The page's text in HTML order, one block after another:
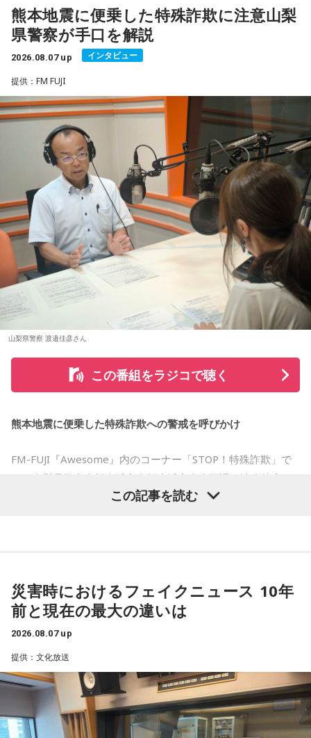
・財布を新調する、または使い始める
・銀行口座を開設する
・旅行や帰省、出張へ出発する
・資格の勉強や新しい習い事を始める
・神社へ参拝する
・仕事や趣味の新たな目標を立てる
また、六曜の「先勝」は一般的に 午前中が吉とされているた
め、大切な予定を入れる場合は午前中を選ぶという考え方も
あります。
なお、これらは古くから伝わる暦の考え方であり、運気の上
昇や成果を保証するものではありません。自分の予定やライ
フスタイルに合わせて、無理のない範囲で取り入れるとよい
でしょう。
■令和8年8月8日の「8」が並ぶ日に注目が集まる理由
2026年8月8日は、「令和8年8月8日」と「8」が並ぶ印象的
な日付です。
数字の「8」は、末広がりの形から縁起の良い数字として親し
まれており、開店日や記念日、イベントの開催日として選ば
れることもあります。
ただし、「8」が並ぶこと自体が暦上の吉日を意味するわけで
はありません。
2026年8月8日は、こうした縁起の良いイメージに加え、「寅
の日」が重なることから、例年以上に注目を集める可能性が
ある1日といえるでしょう。
ことから、縁起を意識する人にとっても印象深い一日となり
そうです。
一方で、暦は古くから受け継がれてきた考え方の一つであ
「新しい財布を使い始める」「旅行へ出発する」「新たな目
標を立てる」など、自分にとって前向きな一歩を踏み出すき
っかけとして、無理のない範囲で暦を取り入れてみるのもよ
いでしょう。
（写真左から）Mrs. GREEN APPLE大森元貴、藤澤涼架、若
井滉斗
＜番組概要＞
番組名：SCHOOL OF LOCK!
放送日時：月曜～木曜 22:00～23:55／金曜 22:00～22:55
パーソナリティ：アンジー校長（アンジェリーナ1/3・
Gacharic Spin）、たんぼ教頭（溝上たんぼ）
番組Webサイト： https://www.tfm.co.jp/lock/
番組公式X：
@sol_info
＜リスナーからのメッセージ＞
ミセス先生、こんばんは！ 7月5日のファイナルに参戦しまし
た！ 私にとって初めての「ゼンジン」シリーズだったので、
参加できて本当に良かったです。演奏が本当にかっこよく
セラ」の時の花火は相性が良すぎて、思わず泣いてしまいま
した。帰り道もプレイリストを聴きながら帰っていたのです
がその余韻でまたウルウルしてしまいました。最高の景色と
最高の演奏を、本当にありがとうございました。（埼玉県 18
歳 女の子）
大森：ありがとうございます！ 花火すごかったですね！
若井：すごかったよ！ ステージからの景色も花火も最高でし
たけれど。
藤澤：そうだよね！
大森：「ダーリン」で、本編ラストで花火が上がるというの
は結構すごいです。「ケセラセラ」って今まででも花火が上
がったりというか、大きい演出ってすごく親和性があると思
うのだけれど。
「ダーリン」でというのはやっぱりミュージックビデオがあ
か良かったのかなと思うのだけれど。バラード曲で花火って
ムと話を進めていったんだよね！
若井：ありがとう！
井滉斗
＜番組概要＞
熊本地震に便乗した特殊詐欺に注意山梨
県警察が手口を解説
2026.08.07 up インタビュー
提供：FM FUJI
山梨県警察 渡邉佳彦さん
この番組をラジコで聴く
熊本地震に便乗した特殊詐欺への警戒を呼びかけ
FM-FUJI『Awesome』内のコーナー「STOP！特殊詐欺」で
は、山梨県警察本部生活安全部生活安全企画課の渡邉佳彦さ
んを迎え、熊本地震の発生に便乗した悪質な犯罪への注意を
増えるおそれがあることが紹介されました。
被災者を狙う悪質商法や義援金詐欺
渡邉さんは、災害時には被災した住宅を訪問し、家屋修繕や
必要物品の販売を装って高額な契約を迫る悪質商法が発生す
る可能性があると説明しました。
さらに、被災者以外を狙う犯罪として、公的機関や災害支援
この記事を読む
災害時におけるフェイクニュース 10年
前と現在の最大の違いは
2026.08.07 up
提供：文化放送